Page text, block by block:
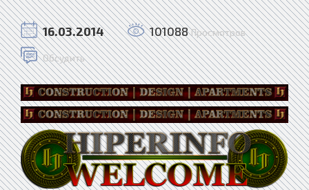
16.03.2014 101088 Просмотров
Обсудить